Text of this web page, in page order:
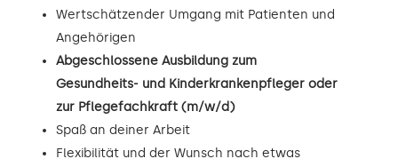
Wertschätzender Umgang mit Patienten und
Angehörigen
Abgeschlossene Ausbildung zum
Gesundheits- und Kinderkrankenpfleger oder
zur Pflegefachkraft (m/w/d)
Spaß an deiner Arbeit
Flexibilität und der Wunsch nach etwas